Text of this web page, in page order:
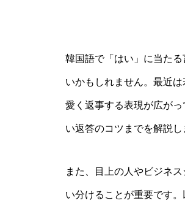
韓国語で「はい」に当た
いかもしれません。最近
愛く返事する表現が広が
い返答のコツまでを解説し
また、目上の人やビジネ
い分けることが重要です